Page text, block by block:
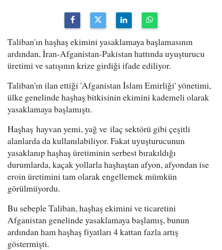
Taliban'ın haşhaş ekimini yasaklamaya başlamasının
ardından, İran-Afganistan-Pakistan hattında uyuşturucu
üretimi ve satışının krize girdiği ifade ediliyor.
Taliban'ın ilan ettiği 'Afganistan İslam Emirliği' yönetimi,
ülke genelinde haşhaş bitkisinin ekimini kademeli olarak
yasaklamaya başlamıştı.
Haşhaş hayvan yemi, yağ ve ilaç sektörü gibi çeşitli
alanlarda da kullanılabiliyor. Fakat uyuşturucunun
yasaklanıp haşhaş üretiminin serbest bırakıldığı
durumlarda, kaçak yollarla haşhaştan afyon, afyondan ise
eroin üretimini tam olarak engellemek mümkün
görülmüyordu.
Bu sebeple Taliban, haşhaş ekimini ve ticaretini
Afganistan genelinde yasaklamaya başlamış, bunun
ardından ham haşhaş fiyatları 4 kattan fazla artış
göstermişti.